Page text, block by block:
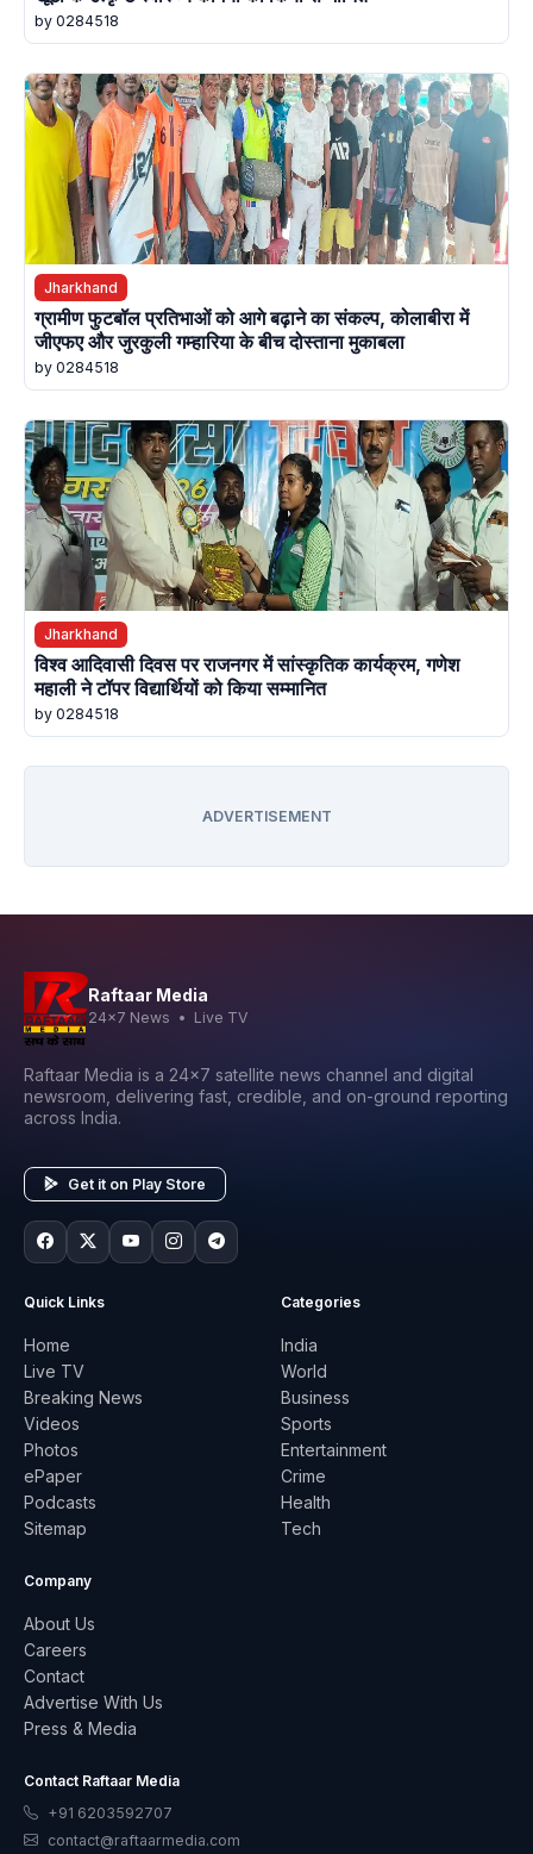
by 0284518
Jharkhand
ग्रामीण फुटबॉल प्रतिभाओं को आगे बढ़ाने का संकल्प, कोलाबीरा में
जीएफए और जुरकुली गम्हारिया के बीच दोस्ताना मुकाबला
by 0284518
Jharkhand
विश्व आदिवासी दिवस पर राजनगर में सांस्कृतिक कार्यक्रम, गणेश
महाली ने टॉपर विद्यार्थियों को किया सम्मानित
by 0284518
ADVERTISEMENT
Raftaar Media
24x7 News • Live TV
Raftaar Media is a 24x7 satellite news channel and digital
newsroom, delivering fast, credible, and on-ground reporting
across India.
Get it on Play Store
Quick Links
Home
Live TV
Breaking News
Videos
Photos
ePaper
Podcasts
Sitemap
Categories
India
World
Business
Sports
Entertainment
Crime
Health
Tech
Company
About Us
Careers
Contact
Advertise With Us
Press & Media
Contact Raftaar Media
+91 6203592707
contact@raftaarmedia.com